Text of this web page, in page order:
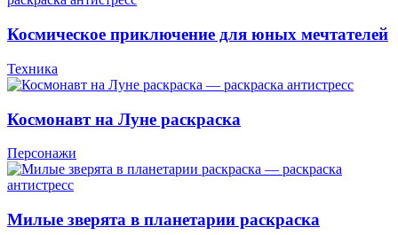
Космическое приключение для юных мечтателей
Техника
Космонавт на Луне раскраска
Персонажи
Милые зверята в планетарии раскраска